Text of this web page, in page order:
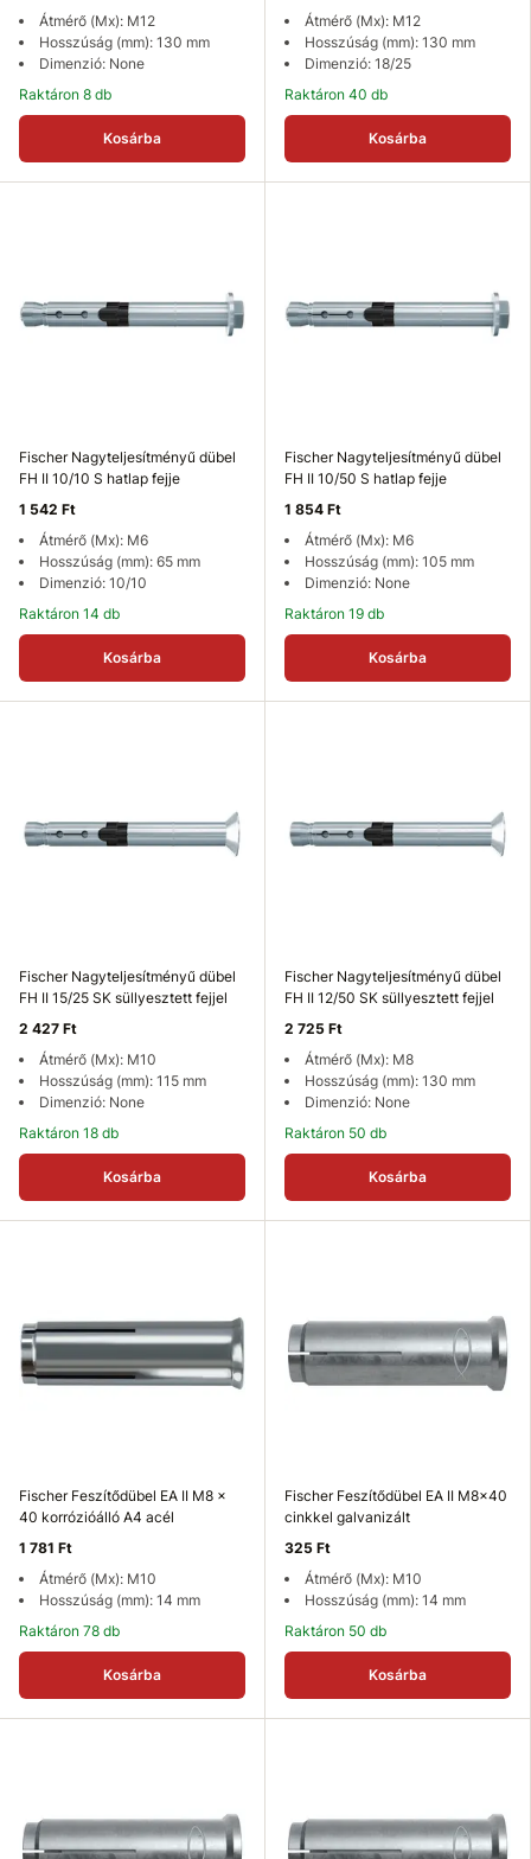
Átmérő (Mx): M12
Hosszúság (mm): 130 mm
Dimenzió: None
Raktáron 8 db
Kosárba
Átmérő (Mx): M12
Hosszúság (mm): 130 mm
Dimenzió: 18/25
Raktáron 40 db
Kosárba
Fischer Nagyteljesítményű dübel
FH II 10/10 S hatlap fejje
1 542 Ft
Átmérő (Mx): M6
Hosszúság (mm): 65 mm
Dimenzió: 10/10
Raktáron 14 db
Kosárba
Fischer Nagyteljesítményű dübel
FH II 10/50 S hatlap fejje
1 854 Ft
Átmérő (Mx): M6
Hosszúság (mm): 105 mm
Dimenzió: None
Raktáron 19 db
Kosárba
Fischer Nagyteljesítményű dübel
FH II 15/25 SK süllyesztett fejjel
2 427 Ft
Átmérő (Mx): M10
Hosszúság (mm): 115 mm
Dimenzió: None
Raktáron 18 db
Kosárba
Fischer Nagyteljesítményű dübel
FH II 12/50 SK süllyesztett fejjel
2 725 Ft
Átmérő (Mx): M8
Hosszúság (mm): 130 mm
Dimenzió: None
Raktáron 50 db
Kosárba
Fischer Feszítődübel EA II M8 x
40 korrózióálló A4 acél
1 781 Ft
Átmérő (Mx): M10
Hosszúság (mm): 14 mm
Raktáron 78 db
Kosárba
Fischer Feszítődübel EA II M8x40
cinkkel galvanizált
325 Ft
Átmérő (Mx): M10
Hosszúság (mm): 14 mm
Raktáron 50 db
Kosárba